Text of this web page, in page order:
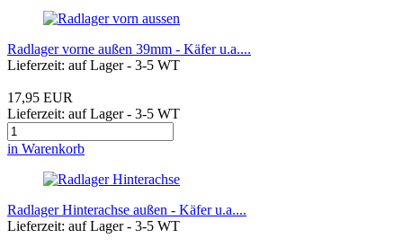
Radlager vorne außen 39mm - Käfer u.a....
Lieferzeit: auf Lager - 3-5 WT
17,95 EUR
Lieferzeit: auf Lager - 3-5 WT
in Warenkorb
Radlager Hinterachse außen - Käfer u.a....
Lieferzeit: auf Lager - 3-5 WT